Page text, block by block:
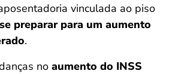
vinculada ao piso
se preparar para um aumento
.
no aumento do INSS